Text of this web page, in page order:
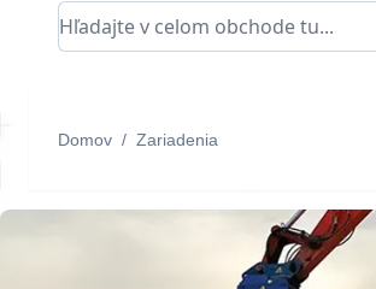
Hľadajte v celom obchode tu...
Domov / Zariadenia